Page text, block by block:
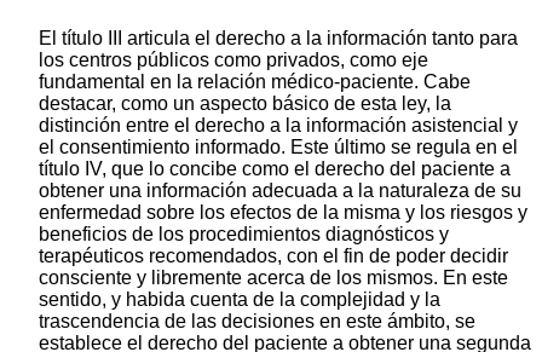
El título III articula el derecho a la información tanto para
los centros públicos como privados, como eje
fundamental en la relación médico-paciente. Cabe
destacar, como un aspecto básico de esta ley, la
distinción entre el derecho a la información asistencial y
el consentimiento informado. Este último se regula en el
título IV, que lo concibe como el derecho del paciente a
obtener una información adecuada a la naturaleza de su
enfermedad sobre los efectos de la misma y los riesgos y
beneficios de los procedimientos diagnósticos y
terapéuticos recomendados, con el fin de poder decidir
consciente y libremente acerca de los mismos. En este
sentido, y habida cuenta de la complejidad y la
trascendencia de las decisiones en este ámbito, se
establece el derecho del paciente a obtener una segunda